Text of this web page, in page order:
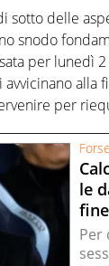
sotto delle
snodo
per lunedì
avvicinano alla
per
le
Per